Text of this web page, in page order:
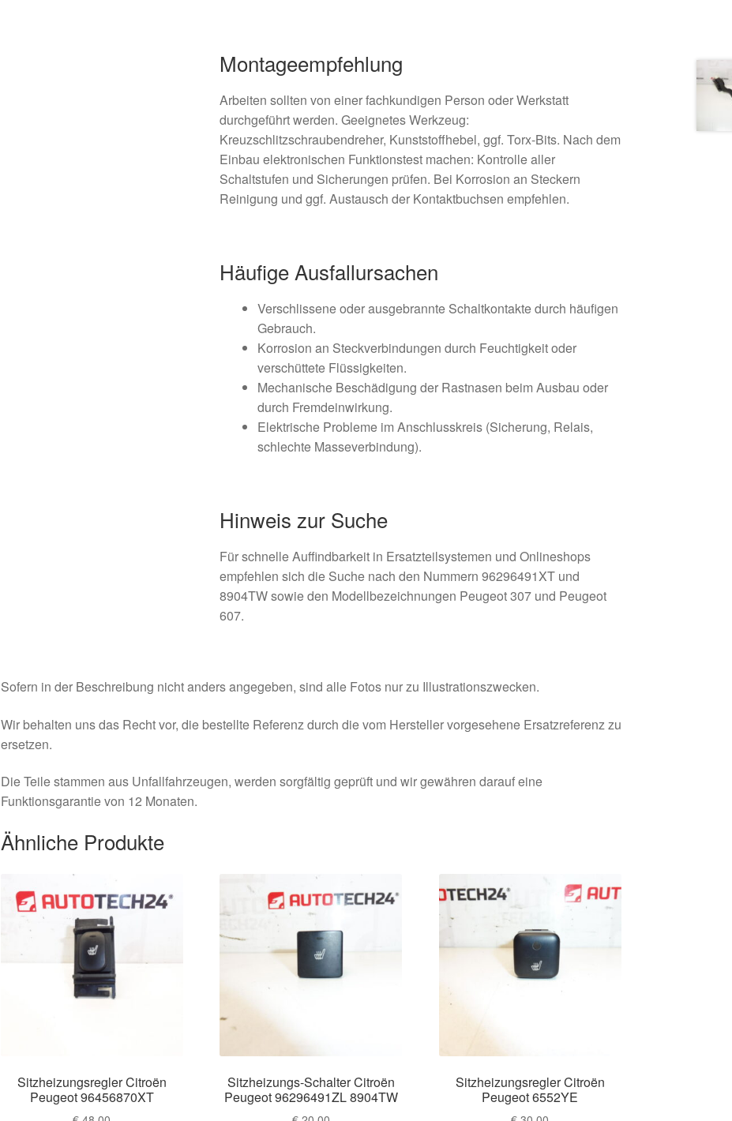
Montageempfehlung
Arbeiten sollten von einer fachkundigen Person oder Werkstatt
durchgeführt werden. Geeignetes Werkzeug:
Kreuzschlitzschraubendreher, Kunststoffhebel, ggf. Torx-Bits. Nach dem
Einbau elektronischen Funktionstest machen: Kontrolle aller
Schaltstufen und Sicherungen prüfen. Bei Korrosion an Steckern
Reinigung und ggf. Austausch der Kontaktbuchsen empfehlen.
Häufige Ausfallursachen
Verschlissene oder ausgebrannte Schaltkontakte durch häufigen
Gebrauch.
Korrosion an Steckverbindungen durch Feuchtigkeit oder
verschüttete Flüssigkeiten.
Mechanische Beschädigung der Rastnasen beim Ausbau oder
durch Fremdeinwirkung.
Elektrische Probleme im Anschlusskreis (Sicherung, Relais,
schlechte Masseverbindung).
Hinweis zur Suche
Für schnelle Auffindbarkeit in Ersatzteilsystemen und Onlineshops
empfehlen sich die Suche nach den Nummern 96296491XT und
8904TW sowie den Modellbezeichnungen Peugeot 307 und Peugeot
607.
Sofern in der Beschreibung nicht anders angegeben, sind alle Fotos nur zu Illustrationszwecken.
Wir behalten uns das Recht vor, die bestellte Referenz durch die vom Hersteller vorgesehene Ersatzreferenz zu
ersetzen.
Die Teile stammen aus Unfallfahrzeugen, werden sorgfältig geprüft und wir gewähren darauf eine
Funktionsgarantie von 12 Monaten.
Ähnliche Produkte
Sitzheizungsregler Citroën
Peugeot 96456870XT
Sitzheizungs-Schalter Citroën
Peugeot 96296491ZL 8904TW
Sitzheizungsregler Citroën
Peugeot 6552YE